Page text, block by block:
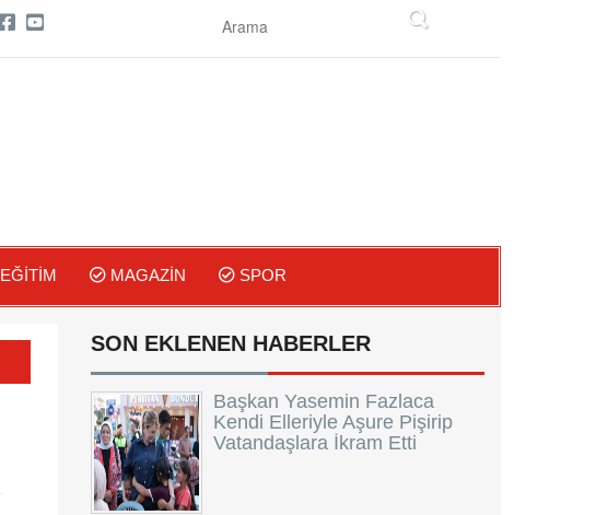
EĞITIM MAGAZIN SPOR
SON EKLENEN HABERLER
Başkan Yasemin Fazlaca
Kendi Elleriyle Aşure Pişirip
Vatandaşlara İkram Etti